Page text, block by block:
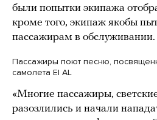
были попытки экипажа
кроме того, экипаж якобы
пассажирам в обслуживании.
Пассажиры поют песню,
самолета El AL
«Многие пассажиры,
разозлились и начали